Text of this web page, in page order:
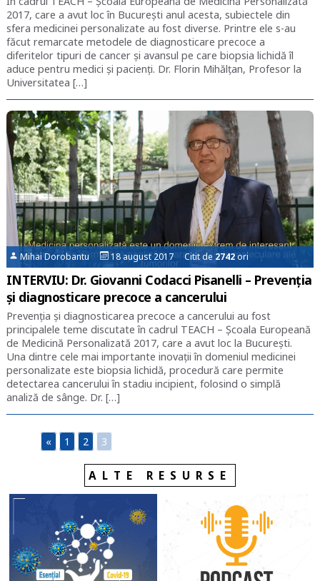
2017, care a avut loc în București anul acesta, subiectele din
sfera medicinei personalizate au fost diverse. Printre ele s-au
făcut remarcate metodele de diagnosticare precoce a
diferitelor tipuri de cancer și avansul pe care biopsia lichidă îl
aduce pentru medici și pacienți. Dr. Florin Mihălțan, Profesor la
Universitatea […]
Mihai Dorobantu 18 august 2017 Citit de 2742ori
INTERVIU: Dr. Giovanni Codacci Pisanelli – Prevenția
și diagnosticare precoce a cancerului
Prevenția și diagnosticarea precoce a cancerului au fost
principalele teme discutate în cadrul TEACH – Școala Europeană
de Medicină Personalizată 2017, care a avut loc la București.
Una dintre cele mai importante inovații în domeniul medicinei
personalizate este biopsia lichidă, procedură care permite
detectarea cancerului în stadiu incipient, folosind o simplă
analiză de sânge. Dr. […]
« 1 2 3
ALTE RESURSE